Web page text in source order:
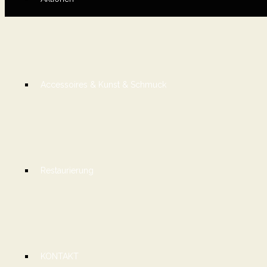
Accessoires & Kunst & Schmuck
Restaurierung
KONTAKT